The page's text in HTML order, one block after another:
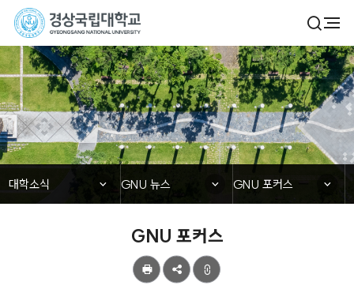
경
상
국
립
대
학
검
열
기
전
체
메
뉴
대학소식
닫힘
대학소식 닫힘
GNU 뉴스 닫힘
GNU 포커스
GNU 포커스
공